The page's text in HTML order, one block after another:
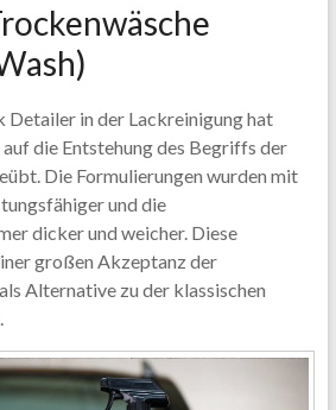
Detailer in der Lackreinigung hat
die Entstehung des Begriffs der
Die Formulierungen wurden mit
und die
dicker und weicher. Diese
großen Akzeptanz der
Alternative zu der klassischen